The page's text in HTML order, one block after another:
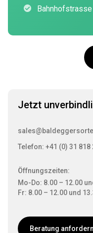
Jetzt
Telefon: +41 (0) 31 818
Öffnungszeiten:
Mo-Do: 8.00 – 12.00
Fr: 8.00 – 12.00 und
Beratung anfordern